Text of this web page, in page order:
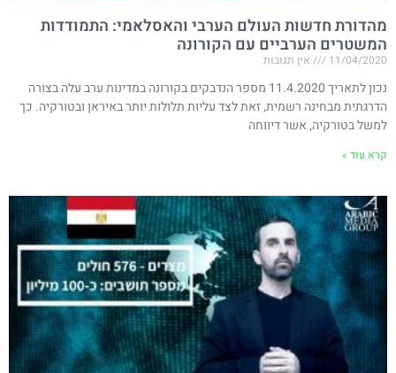
מהדורת חדשות העולם הערבי והאסלאמי: התמודדות
המשטרים הערביים עם הקורונה
11/04/2020 אין תגובות
נכון לתאריך 11.4.2020 מספר הנדבקים בקורונה במדינות ערב עלה בצורה
הדרגתית מבחינה רשמית, זאת לצד עליות תלולות יותר באיראן ובטורקיה. כך
למשל בטורקיה, אשר דיווחה
קרא עוד »